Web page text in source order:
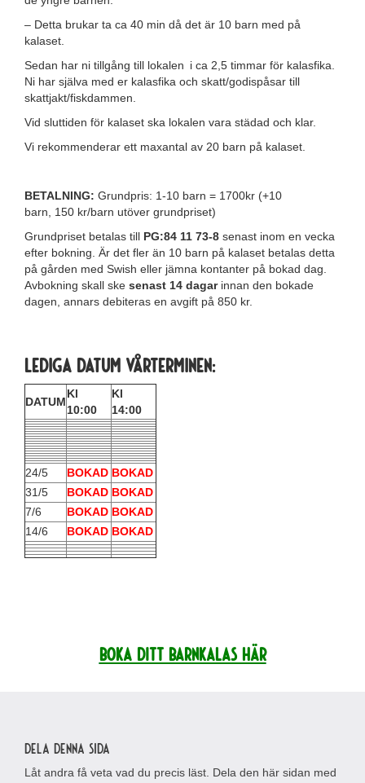
– Detta brukar ta ca 40 min då det är 10 barn med på
kalaset.
Sedan har ni tillgång till lokalen i ca 2,5 timmar för kalasfika.
Ni har själva med er kalasfika och skatt/godispåsar till
skattjakt/fiskdammen.
Vid sluttiden för kalaset ska lokalen vara städad och klar.
Vi rekommenderar ett maxantal av 20 barn på kalaset.
BETALNING: Grundpris: 1-10 barn = 1700kr (+10
barn, 150 kr/barn utöver grundpriset)
Grundpriset betalas till PG:84 11 73-8 senast inom en vecka
efter bokning. Är det fler än 10 barn på kalaset betalas detta
på gården med Swish eller jämna kontanter på bokad dag.
Avbokning skall ske senast 14 dagarinnan den bokade
dagen, annars debiteras en avgift på 850 kr.
Lediga datum Vårterminen:
DATUM
Kl
10:00
Kl
14:00
24/5 BOKAD BOKAD
31/5
BOKAD BOKAD
7/6
BOKAD BOKAD
14/6
BOKAD BOKAD
Boka ditt barnkalas HÄR
Dela denna sida
Låt andra få veta vad du precis läst. Dela den här sidan med